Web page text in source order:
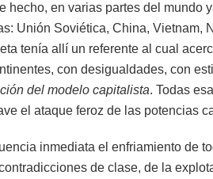
hecho, en varias partes del mundo
Unión Soviética, China, Vietnam,
tenía allí un referente al cual
con desigualdades, con
del modelo capitalista. Todas
el ataque feroz de las potencias
inmediata el enfriamiento de
de clase, de la